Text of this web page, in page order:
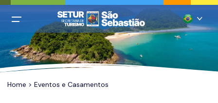
All filters
Português
Inglês
Menu Principal
Login
Home > Eventos e Casamentos